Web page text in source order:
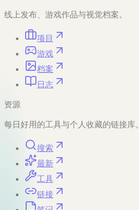
线上发布、游戏作品与视觉档案。
项目
游戏
档案
日志
资源
每日好用的工具与个人收藏的链接库。
搜索
最新
工具
链接